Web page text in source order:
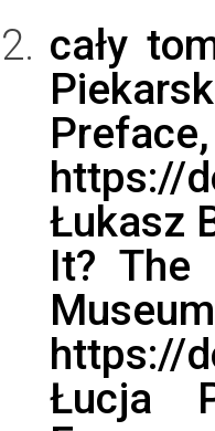
cały
https://
Łukasz
It? The
https://
Łucja